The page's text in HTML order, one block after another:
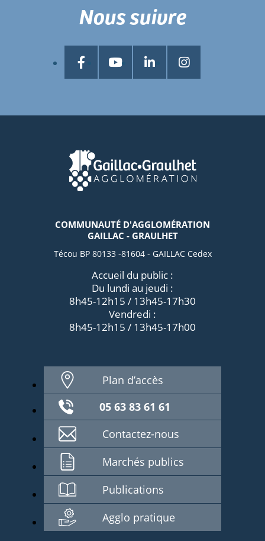
COMMUNAUTÉ D'AGGLOMÉRATION
GAILLAC - GRAULHET
Técou BP 80133 -81604 - GAILLAC Cedex
Accueil du public :
Du lundi au jeudi :
8h45-12h15 / 13h45-17h30
Vendredi :
8h45-12h15 / 13h45-17h00
Plan d’accès
05 63 83 61 61
Contactez-nous
Marchés publics
Publications
Agglo pratique
Nous suivre